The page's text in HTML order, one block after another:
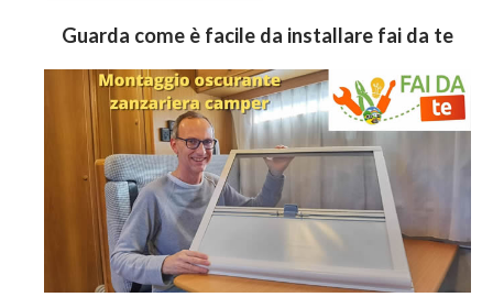
Guarda come è facile da installare fai da te